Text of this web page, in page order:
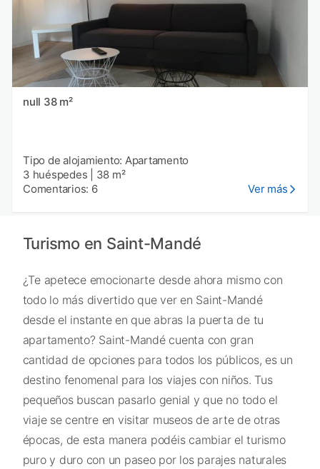
null 38 m²
Tipo de alojamiento: Apartamento
3 huéspedes
38 m²
Comentarios: 6
Ver más
Turismo en Saint-Mandé
¿Te apetece emocionarte desde ahora mismo con
todo lo más divertido que ver en Saint-Mandé
desde el instante en que abras la puerta de tu
apartamento? Saint-Mandé cuenta con gran
cantidad de opciones para todos los públicos, es un
destino fenomenal para los viajes con niños. Tus
pequeños buscan pasarlo genial y que no todo el
viaje se centre en visitar museos de arte de otras
épocas, de esta manera podéis cambiar el turismo
puro y duro con un paseo por los parajes naturales